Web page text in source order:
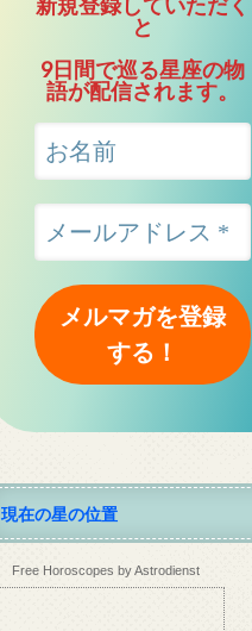
と
9日間で巡る星座の物
語が配信されます。
現在の星の位置
Free Horoscopes by Astrodienst